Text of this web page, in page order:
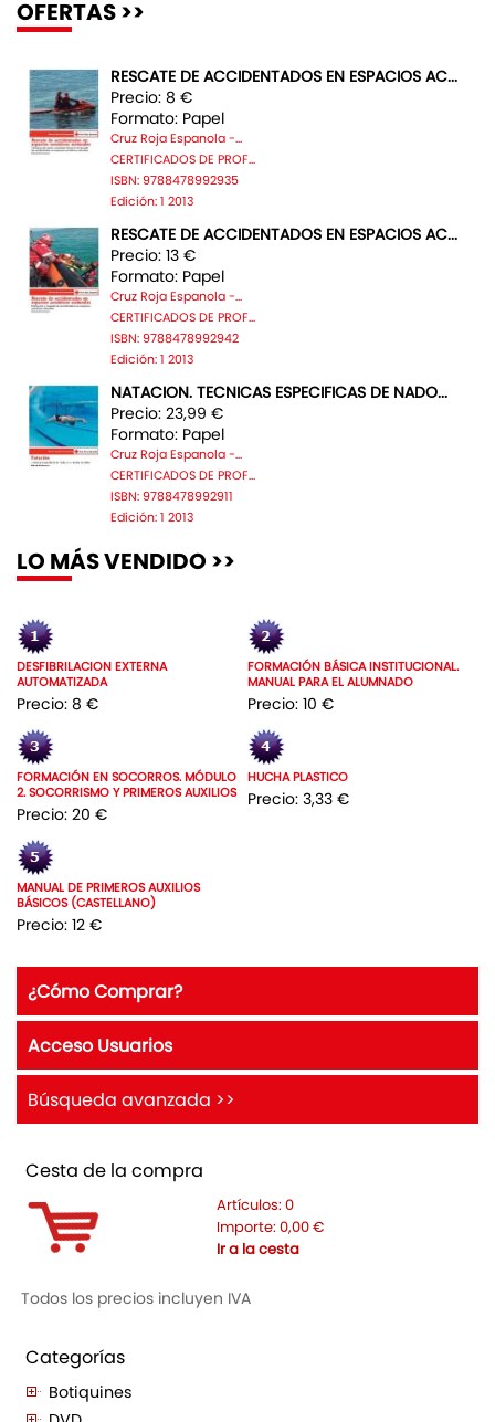
OFERTAS >>
RESCATE DE ACCIDENTADOS EN ESPACIOS AC...
Precio: 8 €
Formato: Papel
Cruz Roja Espanola -...
CERTIFICADOS DE PROF...
ISBN: 9788478992935
Edición: 1 2013
RESCATE DE ACCIDENTADOS EN ESPACIOS AC...
Precio: 13 €
Formato: Papel
Cruz Roja Espanola -...
CERTIFICADOS DE PROF...
ISBN: 9788478992942
Edición: 1 2013
NATACION. TECNICAS ESPECIFICAS DE NADO...
Precio: 23,99 €
Formato: Papel
Cruz Roja Espanola -...
CERTIFICADOS DE PROF...
ISBN: 9788478992911
Edición: 1 2013
LO MÁS VENDIDO >>
DESFIBRILACION EXTERNA
AUTOMATIZADA
Precio: 8 €
FORMACIÓN BÁSICA INSTITUCIONAL.
MANUAL PARA EL ALUMNADO
Precio: 10 €
FORMACIÓN EN SOCORROS. MÓDULO
2. SOCORRISMO Y PRIMEROS AUXILIOS
Precio: 20 €
HUCHA PLASTICO
Precio: 3,33 €
MANUAL DE PRIMEROS AUXILIOS
BÁSICOS (CASTELLANO)
Precio: 12 €
¿Cómo Comprar?
Acceso Usuarios
Búsqueda avanzada >>
Cesta de la compra
Artículos: 0
Importe: 0,00 €
Ir a la cesta
Todos los precios incluyen IVA
Categorías
Botiquines